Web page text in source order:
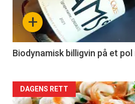
nå
4
+
Biodynamisk billigvin på et
Forsiden
DAGENS RETT